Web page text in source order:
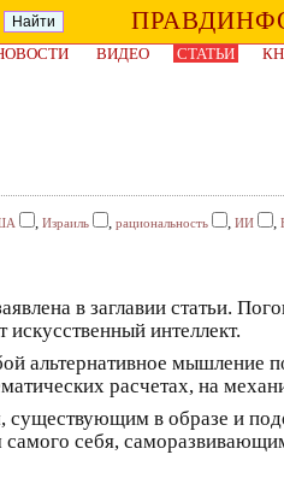
ВИДЕО СТАТЬИ
, Израиль , рациональность , ИИ ,
в заглавии статьи.
искусственный интеллект.
альтернативное мышление
расчетах, на
в образе и
себя,